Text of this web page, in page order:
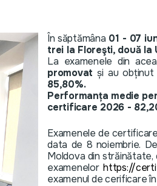
În săptămâna 01 - 07
trei la Floreşti, două la
La examenele din
promovat și au obținut
85,80%.
Performanța medie
certificare 2026 -
Examenele de
data de 8 noiembrie.
Moldova din străinătate,
examenelorhttps://
examenul de cerificare